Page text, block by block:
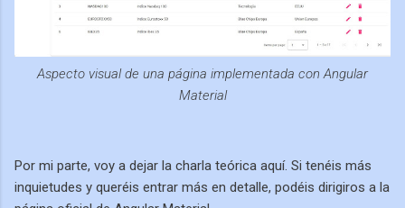
Aspecto visual de una página implementada con Angular
Material
Por mi parte, voy a dejar la charla teórica aquí. Si tenéis más
inquietudes y queréis entrar más en detalle, podéis dirigiros a la